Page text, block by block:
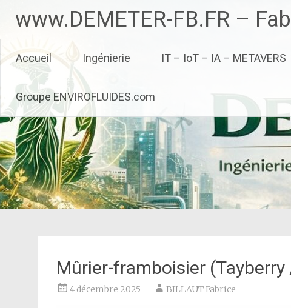
contenu
www.DEMETER-FB.FR –
Accueil Ingénierie IT – IoT – IA – METAVERS
Groupe ENVIROFLUIDES.com
Mûrier-framboisier
4 décembre 2025 BILLAUT Fabrice